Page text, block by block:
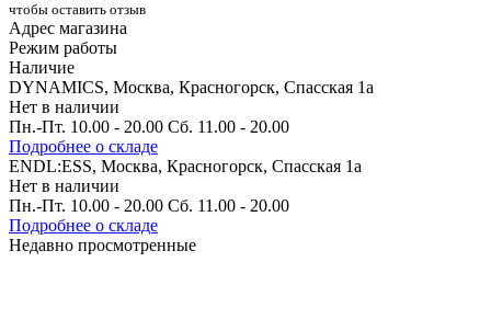
чтобы оставить отзыв
Адрес магазина
Режим работы
Наличие
DYNAMICS, Москва, Красногорск, Спасская 1а
Нет в наличии
Пн.-Пт. 10.00 - 20.00 Сб. 11.00 - 20.00
Подробнее о складе
ENDL:ESS, Москва, Красногорск, Спасская 1а
Нет в наличии
Пн.-Пт. 10.00 - 20.00 Сб. 11.00 - 20.00
Подробнее о складе
Недавно просмотренные